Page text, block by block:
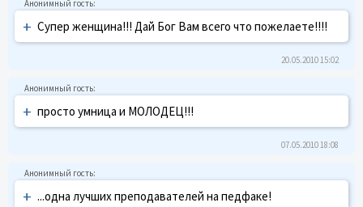
+ Супер женщина!!! Дай Бог Вам всего что пожелаете!!!!
20.05.2010 15:02
+ просто умница и МОЛОДЕЦ!!!
07.05.2010 18:08
+ ...одна лучших преподавателей на педфаке!